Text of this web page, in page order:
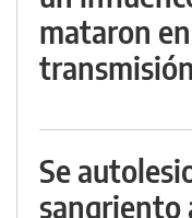
mataron
Se
sangriento